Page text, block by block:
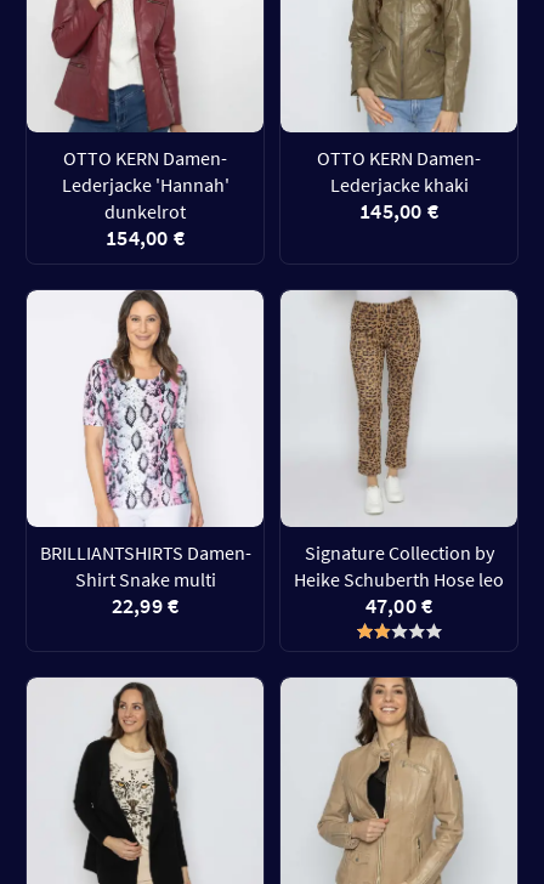
OTTO KERN Damen-
Lederjacke 'Hannah'
dunkelrot
154,00 €
OTTO KERN Damen-
Lederjacke khaki
145,00 €
BRILLIANTSHIRTS Damen-
Shirt Snake multi
22,99 €
Signature Collection by
Heike Schuberth Hose leo
47,00 €